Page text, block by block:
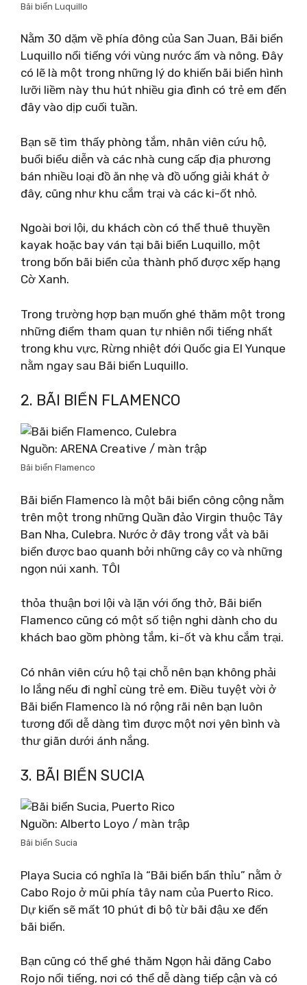
Bãi biển Luquillo
Nằm 30 dặm về phía đông của San Juan, Bãi biển
Luquillo nổi tiếng với vùng nước ấm và nông. Đây
có lẽ là một trong những lý do khiến bãi biển hình
lưỡi liềm này thu hút nhiều gia đình có trẻ em đến
đây vào dịp cuối tuần.
Bạn sẽ tìm thấy phòng tắm, nhân viên cứu hộ,
buổi biểu diễn và các nhà cung cấp địa phương
bán nhiều loại đồ ăn nhẹ và đồ uống giải khát ở
đây, cũng như khu cắm trại và các ki-ốt nhỏ.
Ngoài bơi lội, du khách còn có thể thuê thuyền
kayak hoặc bay ván tại bãi biển Luquillo, một
trong bốn bãi biển của thành phố được xếp hạng
Cờ Xanh.
Trong trường hợp bạn muốn ghé thăm một trong
những điểm tham quan tự nhiên nổi tiếng nhất
trong khu vực, Rừng nhiệt đới Quốc gia El Yunque
nằm ngay sau Bãi biển Luquillo.
2. BÃI BIỂN FLAMENCO
Nguồn: ARENA Creative / màn trập
Bãi biển Flamenco
Bãi biển Flamenco là một bãi biển công cộng nằm
trên một trong những Quần đảo Virgin thuộc Tây
Ban Nha, Culebra. Nước ở đây trong vắt và bãi
biển được bao quanh bởi những cây cọ và những
ngọn núi xanh. TÔI
thỏa thuận bơi lội và lặn với ống thở, Bãi biển
Flamenco cũng có một số tiện nghi dành cho du
khách bao gồm phòng tắm, ki-ốt và khu cắm trại.
Có nhân viên cứu hộ tại chỗ nên bạn không phải
lo lắng nếu đi nghỉ cùng trẻ em. Điều tuyệt vời ở
Bãi biển Flamenco là nó rộng rãi nên bạn luôn
tương đối dễ dàng tìm được một nơi yên bình và
thư giãn dưới ánh nắng.
3. BÃI BIỂN SUCIA
Nguồn: Alberto Loyo / màn trập
Bãi biển Sucia
Playa Sucia có nghĩa là “Bãi biển bẩn thỉu” nằm ở
Cabo Rojo ở mũi phía tây nam của Puerto Rico.
Dự kiến ​​sẽ mất 10 phút đi bộ từ bãi đậu xe đến
bãi biển.
Bạn cũng có thể ghé thăm Ngọn hải đăng Cabo
Rojo nổi tiếng, nơi có thể dễ dàng tiếp cận và có